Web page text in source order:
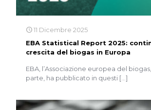
11 Dicembre 2025
EBA Statistical Report 2025:
crescita del biogas in Europa
EBA, l’Associazione europea del
parte, ha pubblicato in questi […]